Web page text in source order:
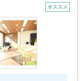
オススメ